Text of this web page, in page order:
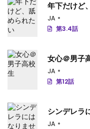
年下だけど
JA
第3.4話
女心＠男子
JA
第12話
シンデレラ
らな悪魔に
JA